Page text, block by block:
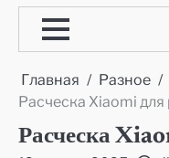
Главная
Разное
Расческа Xiaomi для
Расческа